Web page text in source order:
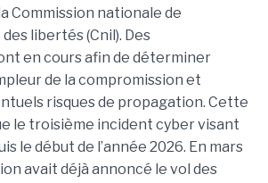
Commission nationale de
libertés (Cnil). Des
en cours afin de déterminer
de la compromission et
risques de propagation. Cette
le troisième incident cyber visant
le début de l’année 2026. En mars
avait déjà annoncé le vol des